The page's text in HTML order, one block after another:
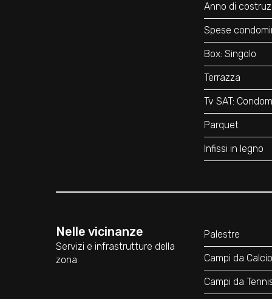
Anno di
Spese
Box: Singolo
Terrazza
Tv SAT:
Parquet
Infissi in legno
Nelle vicinanze
Servizi e infrastrutture della
zona
Palestre
Campi da Calcio
Campi da